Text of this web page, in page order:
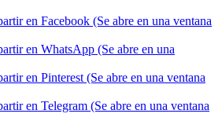
en Facebook (Se abre en una ventana
en WhatsApp (Se abre en una
en Pinterest (Se abre en una ventana
en Telegram (Se abre en una ventana